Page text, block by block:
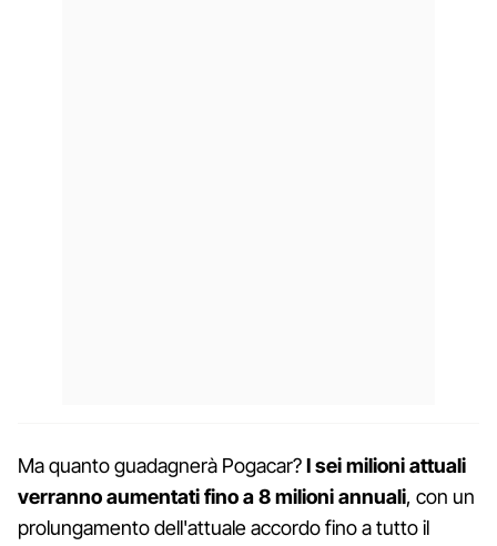
Ma quanto guadagnerà Pogacar?I sei milioni attuali
verranno aumentati fino a 8 milioni annuali, con un
prolungamento dell'attuale accordo fino a tutto il